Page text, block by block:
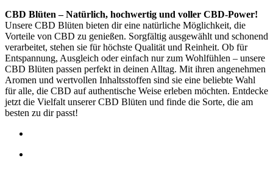
CBD Blüten – Natürlich, hochwertig und voller CBD-Power!
Unsere CBD Blüten bieten dir eine natürliche Möglichkeit, die
Vorteile von CBD zu genießen. Sorgfältig ausgewählt und schonend
verarbeitet, stehen sie für höchste Qualität und Reinheit. Ob für
Entspannung, Ausgleich oder einfach nur zum Wohlfühlen – unsere
CBD Blüten passen perfekt in deinen Alltag. Mit ihren angenehmen
Aromen und wertvollen Inhaltsstoffen sind sie eine beliebte Wahl
für alle, die CBD auf authentische Weise erleben möchten. Entdecke
jetzt die Vielfalt unserer CBD Blüten und finde die Sorte, die am
besten zu dir passt!